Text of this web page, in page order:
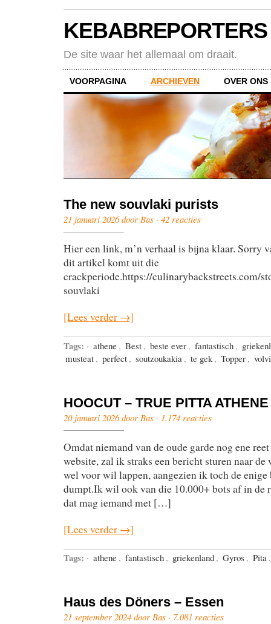
KEBABREPORTERS
De site waar het allemaal om draait.
VOORPAGINA ARCHIEVEN OVER ONS
The new souvlaki purists
21 januari 2026 door Bas · 42 reacties
Hier een link, m’n verhaal is bijna klaar. Sorry
dit artikel komt uit die
crackperiode.https://culinarybackstreets.com/
souvlaki
[Lees verder →]
Tags: · athene , Best , beste ever , fantastisch ,
musteat , perfect , soutzoukakia , te gek , Topper , volvi
HOOCUT – TRUE PITTA ATHENE
20 januari 2026 door Bas · 1.174 reacties
Omdat niemand van de oude garde nog ene
website, zal ik straks een bericht sturen naar de
wel voor wil lappen, aangezien ik toch de
dumpt.Ik wil ook van die 10.000+ bots af in de
dat mag iemand met […]
[Lees verder →]
Tags: · athene , fantastisch , griekenland , Gyros , Pita
Haus des Döners – Essen
21 september 2024 door Bas · 7.081 reacties